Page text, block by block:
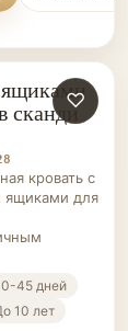
ЗАКАЗ
♡
ящиками
сканди
кровать с
для
45 дней
10 лет